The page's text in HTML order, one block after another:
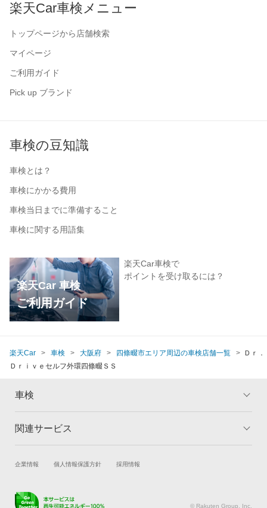
楽天Car車検メニュー
トップページから店舗検索
マイページ
ご利用ガイド
Pick up ブランド
車検の豆知識
車検とは？
車検にかかる費用
車検当日までに準備すること
車検に関する用語集
楽天Car 車検
ご利用ガイド
楽天Car車検で
ポイントを受け取るには？
楽天Car 車検 大阪府 四條畷市エリア周辺の車検店舗一覧
Ｄｒ．
Ｄｒｉｖｅセルフ外環四條畷ＳＳ
車検
トップ
車検の基礎知識 キャンペーン一覧
関連サービス
試乗・商談 新車購入
キズ修理予約
企業情報 個人情報保護方針 採用情報
© Rakuten Group, Inc.